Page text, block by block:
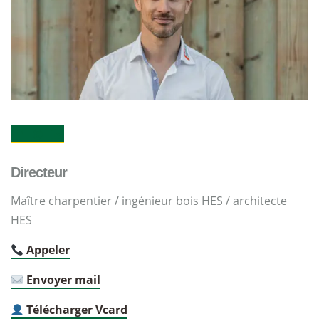
Directeur
Maître charpentier / ingénieur bois HES / architecte
HES
Appeler
Envoyer mail
Télécharger Vcard